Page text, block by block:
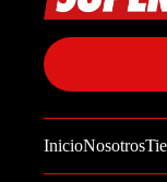
InicioNosotros
Política de
Términos
Política de